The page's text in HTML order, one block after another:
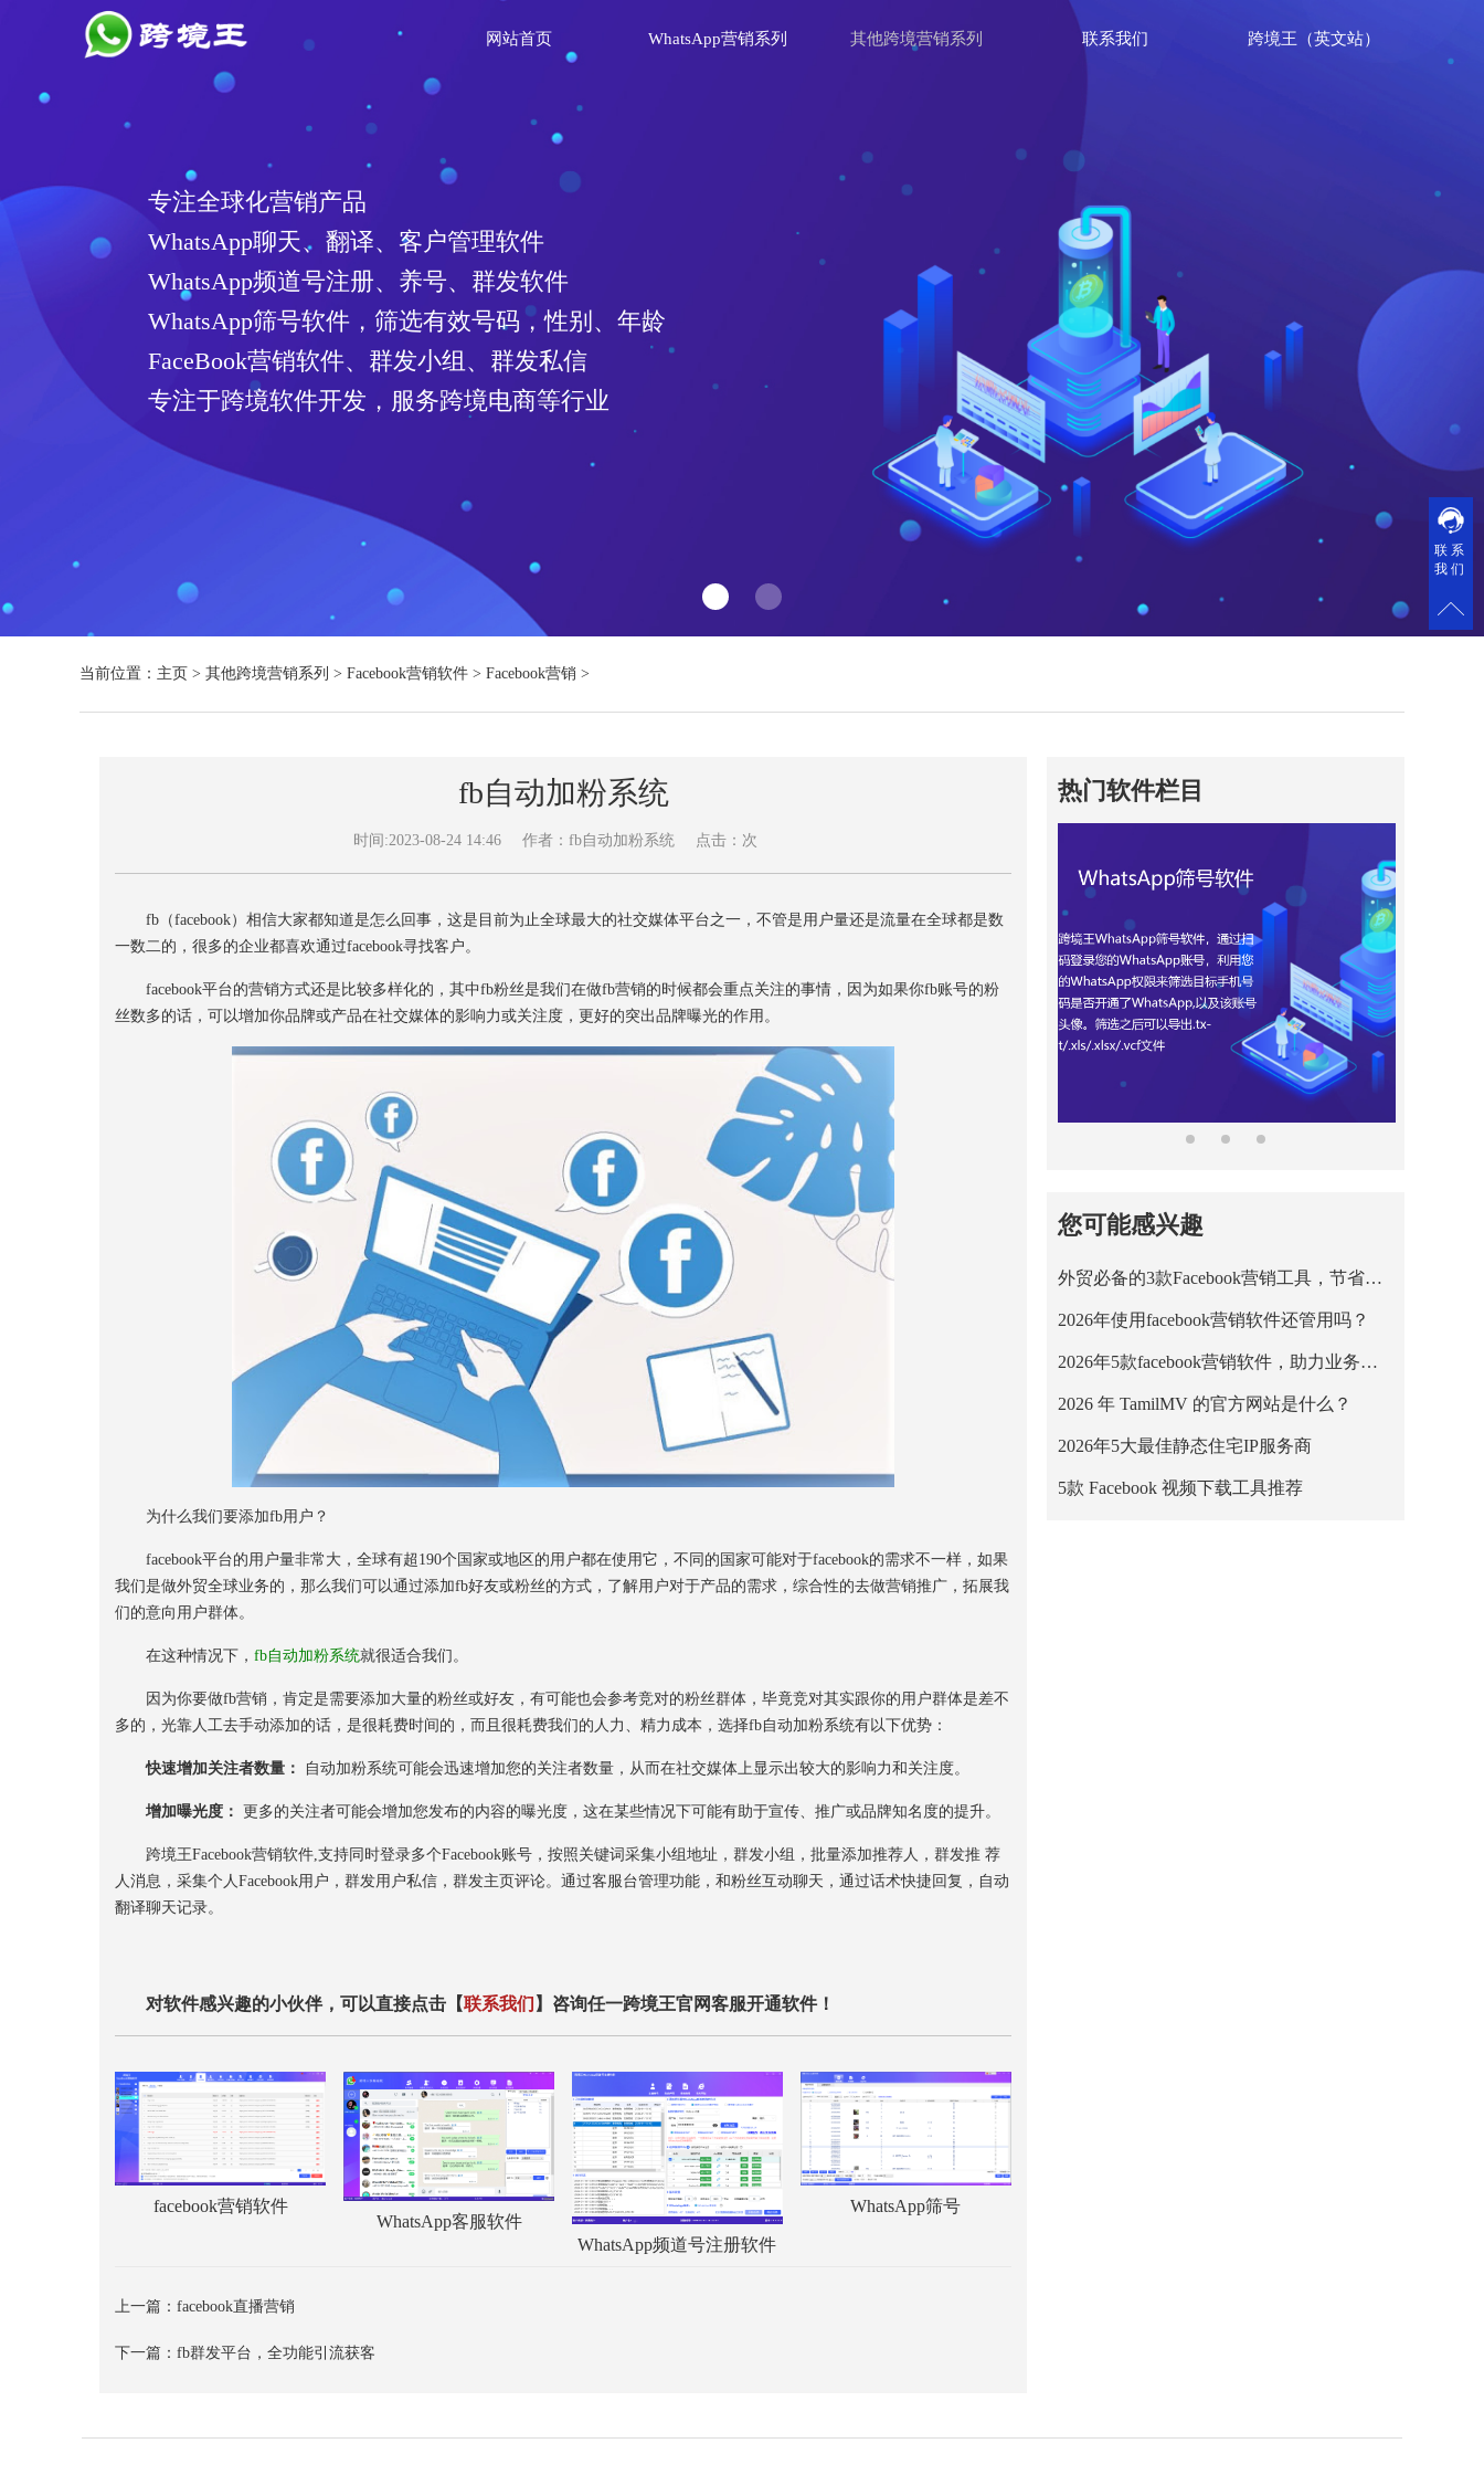
网站首页 WhatsApp营销系列 其他跨境营销系列 联系我们 跨境王（英文站）
专注全球化营销产品
WhatsApp聊天、翻译、客户管理软件
WhatsApp频道号注册、养号、群发软件
WhatsApp筛号软件，筛选有效号码，性别、年龄
FaceBook营销软件、群发小组、群发私信
专注于跨境软件开发，服务跨境电商等行业
当前位置： 主页 > 其他跨境营销系列 > Facebook营销软件 > Facebook营销 >
fb自动加粉系统
时间:2023-08-24 14:46 作者：fb自动加粉系统 点击： 次
fb（facebook）相信大家都知道是怎么回事，这是目前为止全球最大的社交媒体平台之一，不管是用户量还是流量在全球都是数
一数二的，很多的企业都喜欢通过facebook寻找客户。
facebook平台的营销方式还是比较多样化的，其中fb粉丝是我们在做fb营销的时候都会重点关注的事情，因为如果你fb账号的粉
丝数多的话，可以增加你品牌或产品在社交媒体的影响力或关注度，更好的突出品牌曝光的作用。
为什么我们要添加fb用户？
facebook平台的用户量非常大，全球有超190个国家或地区的用户都在使用它，不同的国家可能对于facebook的需求不一样，如果
我们是做外贸全球业务的，那么我们可以通过添加fb好友或粉丝的方式，了解用户对于产品的需求，综合性的去做营销推广，拓展我
们的意向用户群体。
在这种情况下，fb自动加粉系统就很适合我们。
因为你要做fb营销，肯定是需要添加大量的粉丝或好友，有可能也会参考竞对的粉丝群体，毕竟竞对其实跟你的用户群体是差不
多的，光靠人工去手动添加的话，是很耗费时间的，而且很耗费我们的人力、精力成本，选择fb自动加粉系统有以下优势：
快速增加关注者数量： 自动加粉系统可能会迅速增加您的关注者数量，从而在社交媒体上显示出较大的影响力和关注度。
增加曝光度： 更多的关注者可能会增加您发布的内容的曝光度，这在某些情况下可能有助于宣传、推广或品牌知名度的提升。
跨境王Facebook营销软件,支持同时登录多个Facebook账号，按照关键词采集小组地址，群发小组，批量添加推荐人，群发推 荐
人消息，采集个人Facebook用户，群发用户私信，群发主页评论。通过客服台管理功能，和粉丝互动聊天，通过话术快捷回复，自动
翻译聊天记录。
对软件感兴趣的小伙伴，可以直接点击【联系我们 】咨询任一跨境王官网客服开通软件！
facebook营销软件
WhatsApp客服软件
WhatsApp频道号注册软件
WhatsApp筛号
上一篇：facebook直播营销
下一篇：fb群发平台，全功能引流获客
热门软件栏目
您可能感兴趣
外贸必备的3款Facebook营销工具，节省营销成本！
2026年使用facebook营销软件还管用吗？
2026年5款facebook营销软件，助力业务平稳运行！
2026 年 TamilMV 的官方网站是什么？
2026年5大最佳静态住宅IP服务商
5款 Facebook 视频下载工具推荐
联系
我们